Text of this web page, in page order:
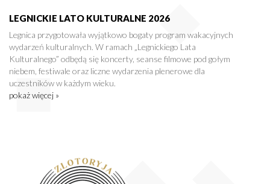
LEGNICKIE LATO KULTURALNE 2026
Legnica przygotowała wyjątkowo bogaty program wakacyjnych
wydarzeń kulturalnych. W ramach „Legnickiego Lata
Kulturalnego” odbędą się koncerty, seanse filmowe pod gołym
niebem, festiwale oraz liczne wydarzenia plenerowe dla
uczestników w każdym wieku.
pokaż więcej »